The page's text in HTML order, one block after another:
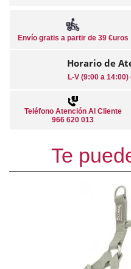
Envío gratis a partir de 39 €uros
Horario de
L-V (9:00 a
Teléfono Atención Al Cliente
966 620 013
Te